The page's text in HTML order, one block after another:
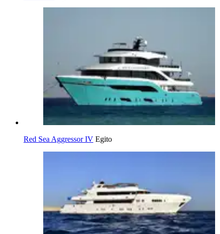
Red Sea Aggressor IV Egito